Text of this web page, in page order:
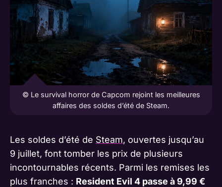
© Le survival horror de Capcom rejoint les meilleures
affaires des soldes d’été de Steam.
Les soldes d’été de Steam, ouvertes jusqu’au
9 juillet, font tomber les prix de plusieurs
incontournables récents. Parmi les remises les
plus franches : Resident Evil 4 passe à 9,99 €